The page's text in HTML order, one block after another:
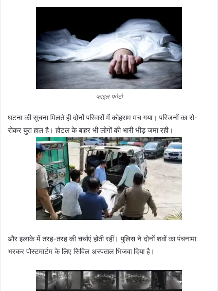
फाइल फोटो
घटना की सूचना मिलते ही दोनों परिवारों में कोहराम मच गया। परिजनों का रो-
रोकर बुरा हाल है। होटल के बाहर भी लोगों की भारी भीड़ जमा रही।
और इलाके में तरह-तरह की चर्चाएं होती रहीं। पुलिस ने दोनों शवों का पंचनामा
भरकर पोस्टमार्टम के लिए सिविल अस्पताल भिजवा दिया है।